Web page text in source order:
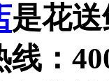
是花
：